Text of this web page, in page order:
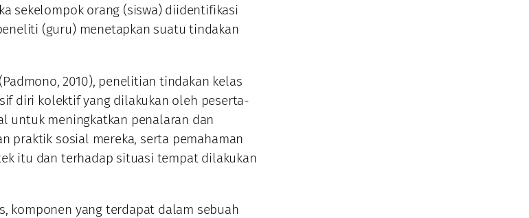
sekelompok orang (siswa) diidentifikasi
(guru) menetapkan suatu tindakan
2010), penelitian tindakan kelas
diri kolektif yang dilakukan oleh peserta-
untuk meningkatkan penalaran dan
praktik sosial mereka, serta pemahaman
itu dan terhadap situasi tempat dilakukan
komponen yang terdapat dalam sebuah